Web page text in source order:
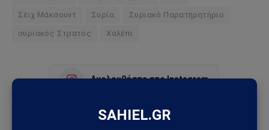
Σέιχ Μάκσουντ Συρία Συριακό Παρατηρητήριο
συριακός Στρατός Χαλέπι
Ακολουθήστε στο Instagram
Ακολουθήστε στο YouTube